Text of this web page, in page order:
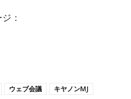
：
ウェブ会議
キヤノンMJ